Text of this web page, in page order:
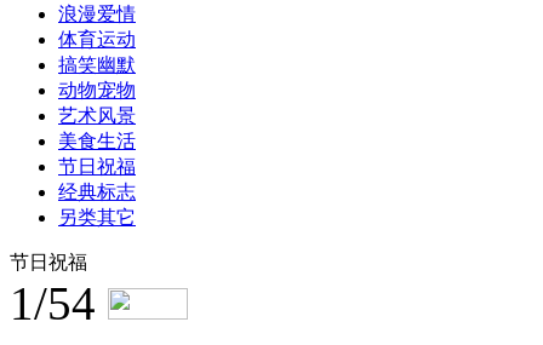
浪漫爱情
体育运动
搞笑幽默
动物宠物
艺术风景
美食生活
节日祝福
经典标志
另类其它
节日祝福
1/54